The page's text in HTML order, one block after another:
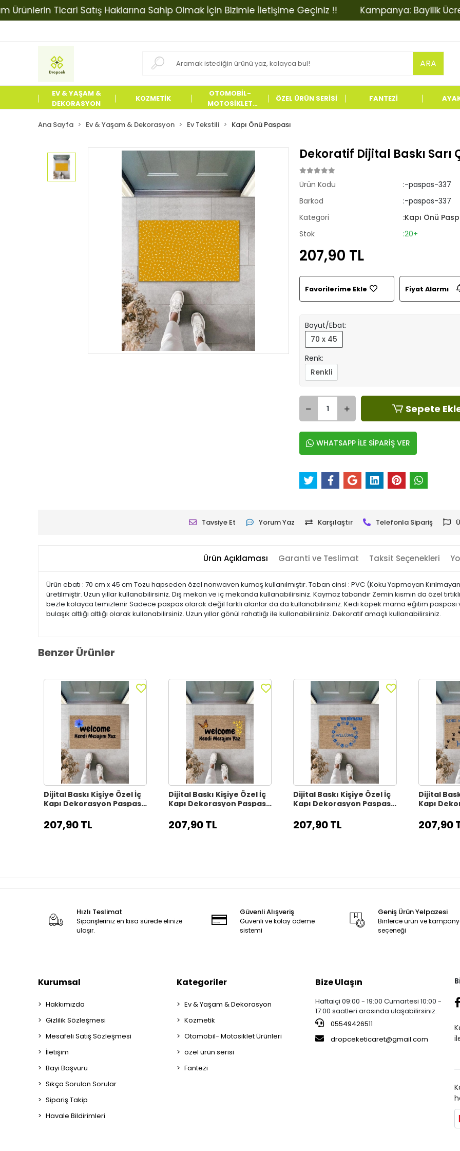
Ticari Satış Haklarına Sahip Olmak İçin Bizimle İletişime Geçiniz !! Kampanya: Bayilik
ARA
EV & YAŞAM &
DEKORASYON
KOZMETİK
OTOMOBİL-
MOTOSİKLET
ÖZEL ÜRÜN SERİSİ FANTEZİ
Ana Sayfa Ev & Yaşam & Dekorasyon Ev Tekstili Kapı Önü Paspası
Dekoratif Dijital Baskı Sarı
Ürün Kodu
:-paspas-337
Barkod
:-paspas-337
Kategori
:Kapı Önü
Stok
:20+
207,90 TL
Favorilerime Ekle Fiyat Alarmı
Boyut/Ebat:
70 x 45
Renk:
Renkli
Sepete
WHATSAPP İLE SİPARİŞ VER
Tavsiye Et Yorum Yaz Karşılaştır Telefonla Sipariş
Ürün Açıklaması Garanti ve Teslimat Taksit Seçenekleri
Ürün ebatı : 70 cm x 45 cm Tozu hapseden özel nonwaven kumaş kullanılmıştır. Taban cinsi : PVC (Koku Yapmayan
üretilmiştir. Uzun yıllar kullanabilirsiniz. Dış mekan ve iç mekanda kullanabilirsiniz. Kaymaz tabandır Zemin kısmın da özel
bezle kolayca temizlenir Sadece paspas olarak değil farklı alanlar da da kullanabilirsiniz. Kedi köpek mama eğitim paspası
bulaşık altlığı altlığı olarak kullanabilirsiniz. Uzun yıllar gönül rahatlığı ile kullanabilirsiniz. Dekoratif amaçlı kullanabilirsiniz.
Benzer Ürünler
Dijital Baskı Kişiye Özel İç
Kapı Dekorasyon Paspas
207,90 TL
Dijital Baskı Kişiye Özel İç
Kapı Dekorasyon Paspas
207,90 TL
Dijital Baskı Kişiye Özel İç
Kapı Dekorasyon Paspas
207,90 TL
Dijital
Kapı
207,90
Hızlı Teslimat
Siparişleriniz en kısa sürede elinize
ulaşır.
Güvenli Alışveriş
Güvenli ve kolay ödeme
sistemi
Geniş Ürün Yelpazesi
Binlerce ürün ve
seçeneği
Kurumsal
Hakkımızda
Gizlilik Sözleşmesi
Mesafeli Satış Sözleşmesi
İletişim
Bayi Başvuru
Sıkça Sorulan Sorular
Sipariş Takip
Havale Bildirimleri
Kategoriler
Ev & Yaşam & Dekorasyon
Kozmetik
Otomobil- Motosiklet Ürünleri
özel ürün serisi
Fantezi
Bize Ulaşın
Haftaiçi 09:00 - 19:00 Cumartesi 10:00 -
17:00 saatleri arasında ulaşabilirsiniz.
05549426511
dropceketicaret@gmail.com